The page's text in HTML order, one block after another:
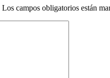
Los campos obligatorios están